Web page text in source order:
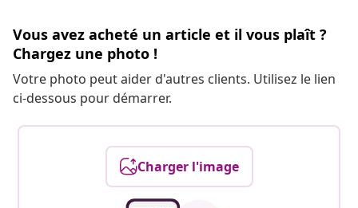
Vous avez acheté un article et il vous plaît ?
Chargez une photo !
Votre photo peut aider d'autres clients. Utilisez le lien
ci-dessous pour démarrer.
Charger l'image